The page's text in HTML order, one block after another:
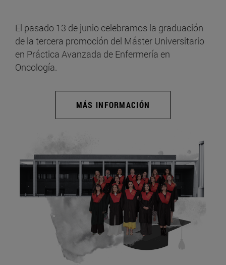
El pasado 13 de junio celebramos la graduación
de la tercera promoción del Máster Universitario
en Práctica Avanzada de Enfermería en
Oncología.
MÁS INFORMACIÓN